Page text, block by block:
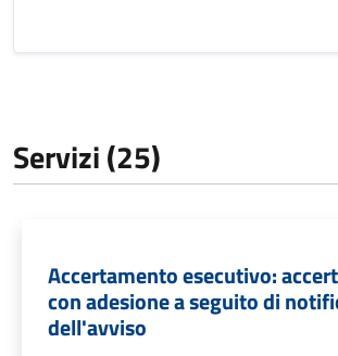
Servizi (25)
Accertamento esecutivo:
con adesione a seguito di
dell'avviso